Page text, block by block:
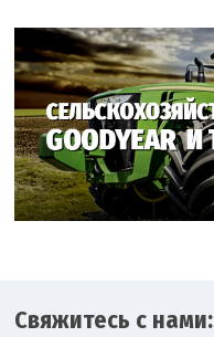
Свяжитесь с нами: